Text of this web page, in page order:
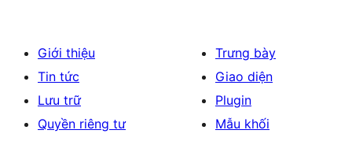
Giới thiệu
Tin tức
Lưu trữ
Quyền riêng tư
Trưng bày
Giao diện
Plugin
Mẫu khối